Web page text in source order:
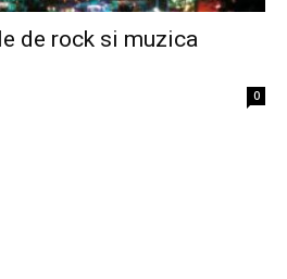
de rock si muzica
0